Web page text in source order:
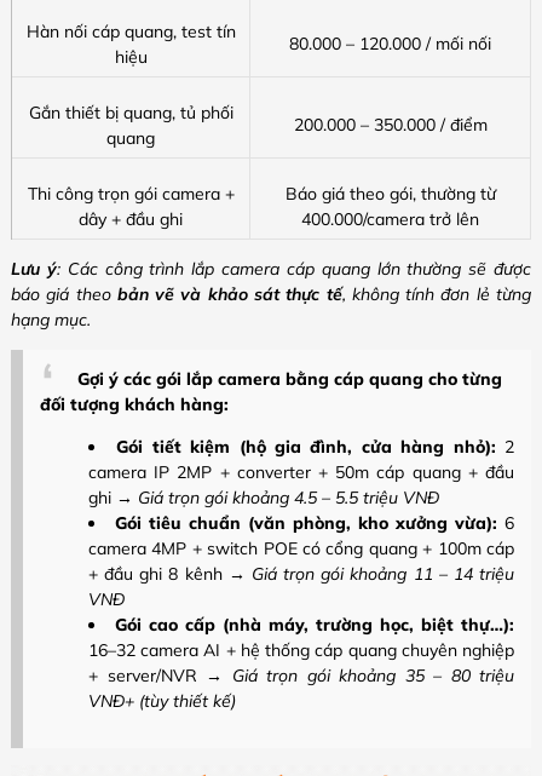
Hàn nối cáp quang, test tín
hiệu
80.000 – 120.000 / mối nối
Gắn thiết bị quang, tủ phối
quang
200.000 – 350.000 / điểm
Thi công trọn gói camera +
dây + đầu ghi
Báo giá theo gói, thường từ
400.000/camera trở lên
Lưu ý: Các công trình lắp camera cáp quang lớn thường sẽ được
báo giá theo bản vẽ và khảo sát thực tế, không tính đơn lẻ từng
hạng mục.
Gợi ý các gói lắp camera bằng cáp quang cho từng
đối tượng khách hàng:
Gói tiết kiệm (hộ gia đình, cửa hàng nhỏ): 2
camera IP 2MP + converter + 50m cáp quang + đầu
ghi → Giá trọn gói khoảng 4.5 – 5.5 triệu VNĐ
Gói tiêu chuẩn (văn phòng, kho xưởng vừa): 6
camera 4MP + switch POE có cổng quang + 100m cáp
+ đầu ghi 8 kênh → Giá trọn gói khoảng 11 – 14 triệu
VNĐ
Gói cao cấp (nhà máy, trường học, biệt thự…):
16–32 camera AI + hệ thống cáp quang chuyên nghiệp
+ server/NVR → Giá trọn gói khoảng 35 – 80 triệu
VNĐ+ (tùy thiết kế)